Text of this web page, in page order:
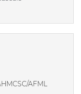
AFML